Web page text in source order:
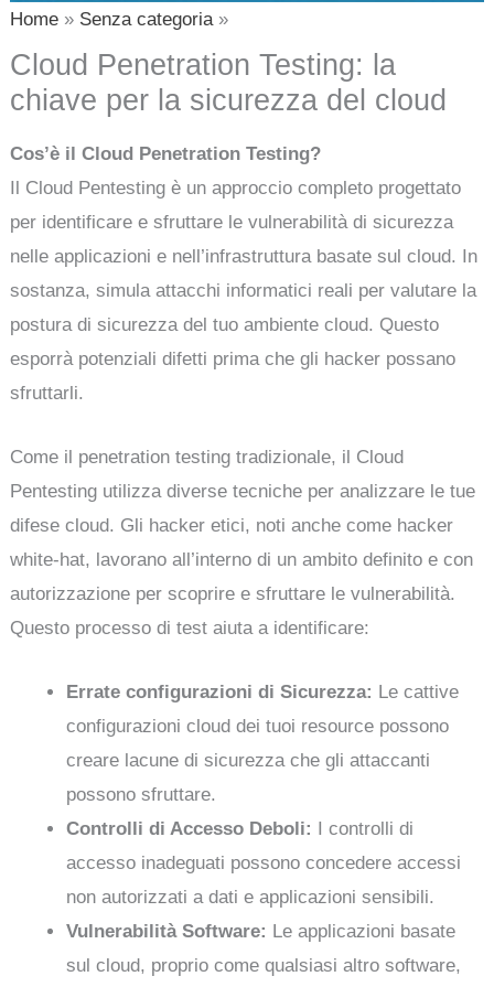
Home Senza categoria
Cloud Penetration Testing: la
chiave per la sicurezza del cloud
Cos’è il Cloud Penetration Testing?
Il Cloud Pentesting è un approccio completo progettato
per identificare e sfruttare le vulnerabilità di sicurezza
nelle applicazioni e nell’infrastruttura basate sul cloud. In
sostanza, simula attacchi informatici reali per valutare la
postura di sicurezza del tuo ambiente cloud. Questo
esporrà potenziali difetti prima che gli hacker possano
sfruttarli.
Come il penetration testing tradizionale, il Cloud
Pentesting utilizza diverse tecniche per analizzare le tue
difese cloud. Gli hacker etici, noti anche come hacker
white-hat, lavorano all’interno di un ambito definito e con
autorizzazione per scoprire e sfruttare le vulnerabilità.
Questo processo di test aiuta a identificare:
Errate configurazioni di Sicurezza: Le cattive
configurazioni cloud dei tuoi resource possono
creare lacune di sicurezza che gli attaccanti
possono sfruttare.
Controlli di Accesso Deboli: I controlli di
accesso inadeguati possono concedere accessi
non autorizzati a dati e applicazioni sensibili.
Vulnerabilità Software: Le applicazioni basate
sul cloud, proprio come qualsiasi altro software,